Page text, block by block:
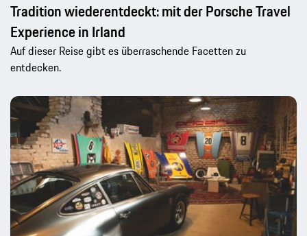
Tradition wiederentdeckt: mit der Porsche Travel
Experience in Irland
Auf dieser Reise gibt es überraschende Facetten zu
entdecken.